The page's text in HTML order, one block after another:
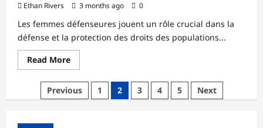
Ethan Rivers 3 months ago 0
Les femmes défenseures jouent un rôle crucial dans la
défense et la protection des droits des populations...
Read MoreRead
more
Défenseur
des
femmes
Previous 1 2 3 4 5 Next